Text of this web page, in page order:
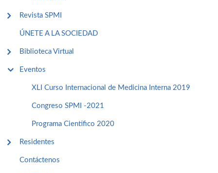
Revista SPMI
ÚNETE A LA SOCIEDAD
Biblioteca Virtual
Eventos
XLI Curso Internacional de Medicina Interna 2019
Congreso SPMI -2021
Programa Cientifico 2020
Residentes
Contáctenos